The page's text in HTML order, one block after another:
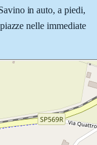
in auto, a piedi,
nelle immediate